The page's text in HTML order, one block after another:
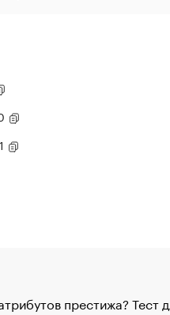
престижа? Тест